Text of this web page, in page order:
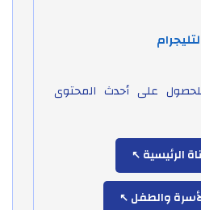
على أحدث المحتوى
الرئيسية
والطفل